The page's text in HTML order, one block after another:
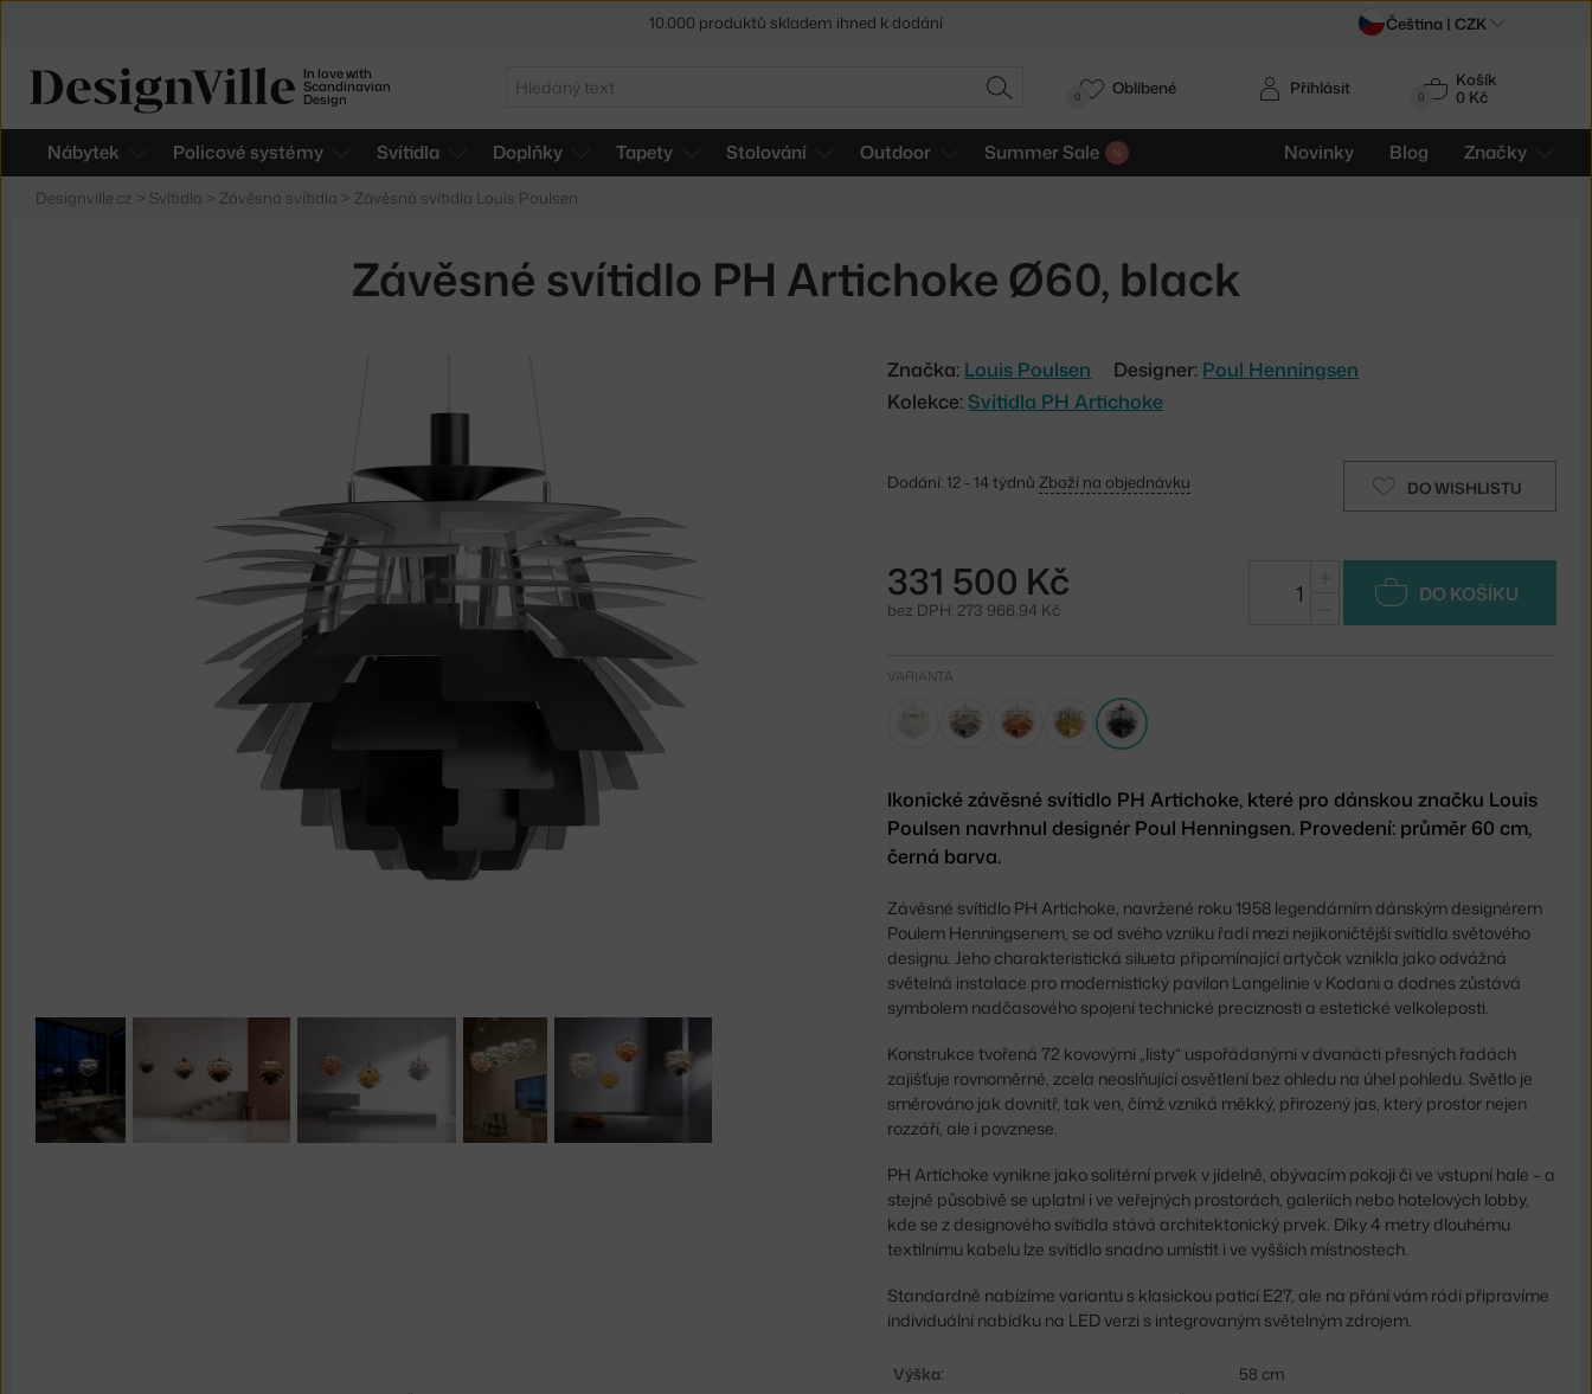
In love with
Scandinavian
Design
Hledat
HLEDAT 0
Košík
0 Kč
Nábytek Policové systémy Svítidla Doplňky Tapety Stolování Outdoor Summer Sale Novinky Blog Značky
Přihlásit
0 Oblíbené
Designville.cz > Svítidla > Závěsná svítidla > Závěsná svítidla Louis Poulsen
Závěsné svítidlo PH Artichoke Ø60, black
Značka: Louis Poulsen Designer: Poul Henningsen
Kolekce: Svítidla PH Artichoke
DO WISHLISTU
Dodání: 12 - 14 týdnůZboží na objednávku
331 500 Kč
bez DPH: 273 966,94 Kč
DO KOŠÍKU
VARIANTA
Ikonické závěsné svítidlo PH Artichoke, které pro dánskou značku Louis
Poulsen navrhnul designér Poul Henningsen. Provedení: průměr 60 cm,
černá barva.
Závěsné svítidlo PH Artichoke, navržené roku 1958 legendárním dánským designérem
Poulem Henningsenem, se od svého vzniku řadí mezi nejikoničtější svítidla světového
designu. Jeho charakteristická silueta připomínající artyčok vznikla jako odvážná
světelná instalace pro modernistický pavilon Langelinie v Kodani a dodnes zůstává
symbolem nadčasového spojení technické preciznosti a estetické velkoleposti.
Konstrukce tvořená 72 kovovými „listy“ uspořádanými v dvanácti přesných řadách
zajišťuje rovnoměrné, zcela neoslňující osvětlení bez ohledu na úhel pohledu. Světlo je
směrováno jak dovnitř, tak ven, čímž vzniká měkký, přirozený jas, který prostor nejen
rozzáří, ale i povznese.
PH Artichoke vynikne jako solitérní prvek v jídelně, obývacím pokoji či ve vstupní hale – a
stejně působivě se uplatní i ve veřejných prostorách, galeriích nebo hotelových lobby,
kde se z designového svítidla stává architektonický prvek. Díky 4 metry dlouhému
textilnímu kabelu lze svítidlo snadno umístit i ve vyšších místnostech.
Standardně nabízíme variantu s klasickou paticí E27, ale na přání vám rádi připravíme
individuální nabídku na LED verzi s integrovaným světelným zdrojem.
Výška:
58 cm
10.000 produktů skladem ihned k dodání Čeština | CZK